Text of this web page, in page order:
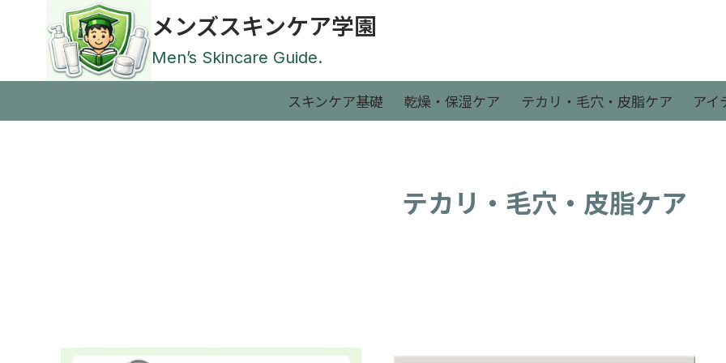
ス
ッ
メンズスキンケア学園
Men’s Skincare Guide.
スキンケア基礎 乾燥・保湿ケア テカリ・毛穴・皮脂ケア アイ
テカリ・毛穴・皮脂ケア